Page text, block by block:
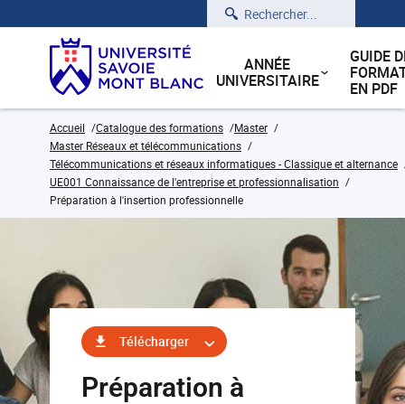
Rechercher
ANNÉE
UNIVERSITAIRE
GUIDE
EN PDF
Accueil Catalogue des formations
Master
Master Réseaux et télécommunications
Télécommunications et réseaux informatiques - Classique et alternance
UE001 Connaissance de l'entreprise et professionnalisation
Préparation à l'insertion professionnelle
Télécharger
Préparation à